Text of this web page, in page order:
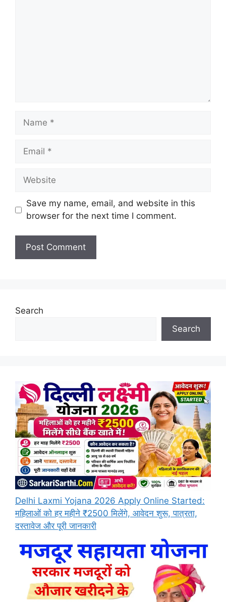
Name
Email
Website
Save my name, email, and website in this
browser for the next time I comment.
Search
Search
Delhi Laxmi Yojana 2026 Apply Online Started:
महिलाओं को हर महीने ₹2500 मिलेंगे, आवेदन शुरू, पात्रता,
दस्तावेज और पूरी जानकारी